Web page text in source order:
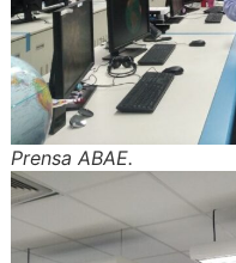
Prensa ABAE.